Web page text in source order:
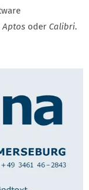
Aptos oder Calibri.